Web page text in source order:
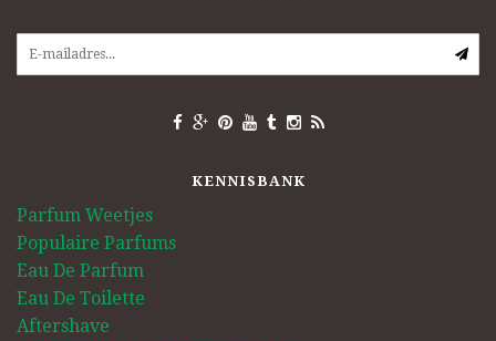
KENNISBANK
Parfum Weetjes
Populaire Parfums
Eau De Parfum
Eau De Toilette
Aftershave